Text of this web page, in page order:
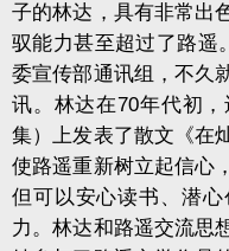
子的林达，具有非常出
驭能力甚至超过了路遥。
委宣传部通讯组，不久
讯。林达在70年代初
集）上发表了散文《在
使路遥重新树立起信心
但可以安心读书、潜
力。林达和路遥交流思